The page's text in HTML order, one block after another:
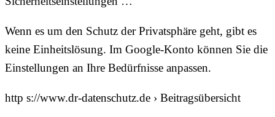
Wenn es um den Schutz der Privatsphäre geht, gibt es
keine Einheitslösung. Im Google-Konto können Sie die
Einstellungen an Ihre Bedürfnisse anpassen.
http s://www.dr-datenschutz.de › Beitragsübersicht